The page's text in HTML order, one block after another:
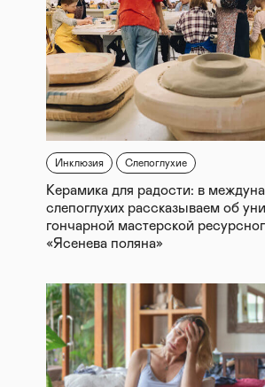
Инклюзия Слепоглухие
Керамика для радости: в
слепоглухих рассказываем об
гончарной мастерской
«Ясенева поляна»